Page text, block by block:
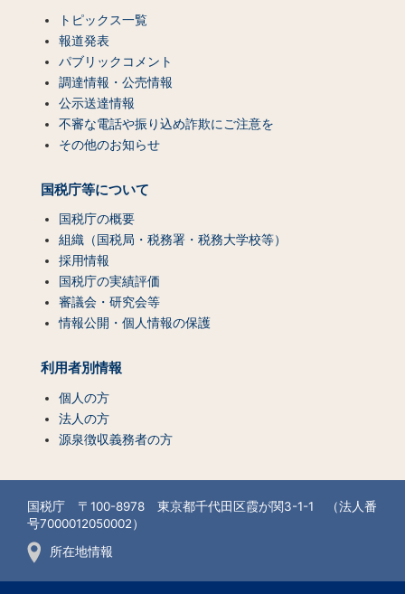
トピックス一覧
報道発表
パブリックコメント
調達情報・公売情報
公示送達情報
不審な電話や振り込め詐欺にご注意を
その他のお知らせ
国税庁等について
国税庁の概要
組織（国税局・税務署・税務大学校等）
採用情報
国税庁の実績評価
審議会・研究会等
情報公開・個人情報の保護
利用者別情報
個人の方
法人の方
源泉徴収義務者の方
国税庁 〒100-8978 東京都千代田区霞が関3-1-1 （法人番
号7000012050002）
所在地情報